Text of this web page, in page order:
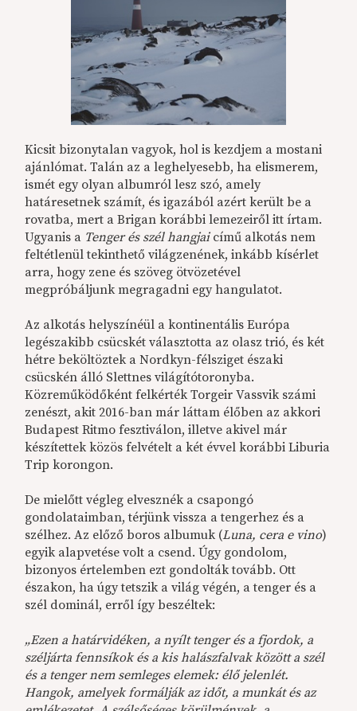
Kicsit bizonytalan vagyok, hol is kezdjem a mostani
ajánlómat. Talán az a leghelyesebb, ha elismerem,
ismét egy olyan albumról lesz szó, amely
határesetnek számít, és igazából azért került be a
rovatba, mert a Brigan korábbi lemezeiről itt írtam.
Ugyanis a Tenger és szél hangjaicímű alkotás nem
feltétlenül tekinthető világzenének, inkább kísérlet
arra, hogy zene és szöveg ötvözetével
megpróbáljunk megragadni egy hangulatot.
Az alkotás helyszínéül a kontinentális Európa
legészakibb csücskét választotta az olasz trió, és két
hétre beköltöztek a Nordkyn-félsziget északi
csücskén álló Slettnes világítótoronyba.
Közreműködőként felkérték Torgeir Vassvik számi
zenészt, akit 2016-ban már láttam élőben az akkori
Budapest Ritmo fesztiválon, illetve akivel már
készítettek közös felvételt a két évvel korábbi Liburia
Trip korongon.
De mielőtt végleg elvesznék a csapongó
gondolataimban, térjünk vissza a tengerhez és a
szélhez. Az előző boros albumuk (Luna, cera e vino)
egyik alapvetése volt a csend. Úgy gondolom,
bizonyos értelemben ezt gondolták tovább. Ott
északon, ha úgy tetszik a világ végén, a tenger és a
szél dominál, erről így beszéltek:
„Ezen a határvidéken, a nyílt tenger és a fjordok, a
széljárta fennsíkok és a kis halászfalvak között a szél
és a tenger nem semleges elemek: élő jelenlét.
Hangok, amelyek formálják az időt, a munkát és az